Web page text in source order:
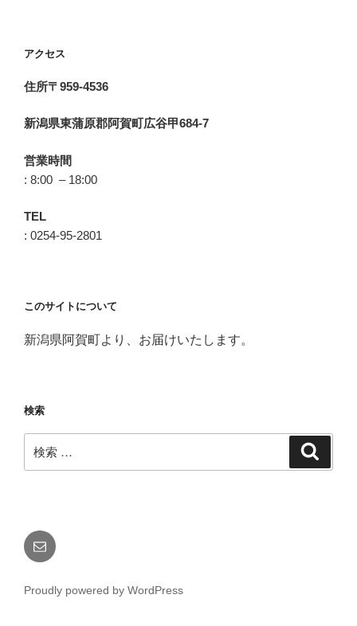
アクセス
住所〒959-4536
新潟県東蒲原郡阿賀町広谷甲684-7
営業時間
: 8:00 – 18:00
TEL
: 0254-95-2801
このサイトについて
新潟県阿賀町より、お届けいたします。
検索
索:
メ
ー
Proudly powered by WordPress